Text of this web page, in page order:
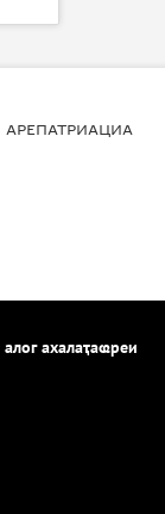
АРЕПАТРИАЦИА
ахалаҭаҩреи